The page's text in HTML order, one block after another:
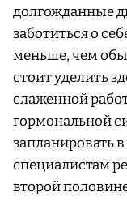
долгожданные
заботиться о
меньше, чем
стоит уделить
слаженной
гормональной
запланировать
специалистам
второй